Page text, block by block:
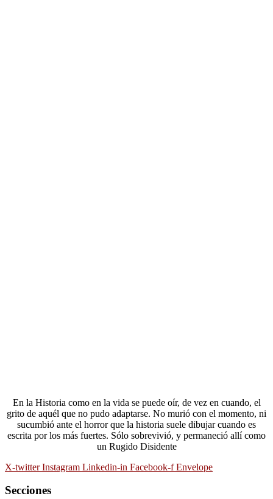
En la Historia como en la vida se puede oír, de vez en cuando, el
grito de aquél que no pudo adaptarse. No murió con el momento, ni
sucumbió ante el horror que la historia suele dibujar cuando es
escrita por los más fuertes. Sólo sobrevivió, y permaneció allí como
un Rugido Disidente
X-twitter Instagram Linkedin-in Facebook-f Envelope
Secciones